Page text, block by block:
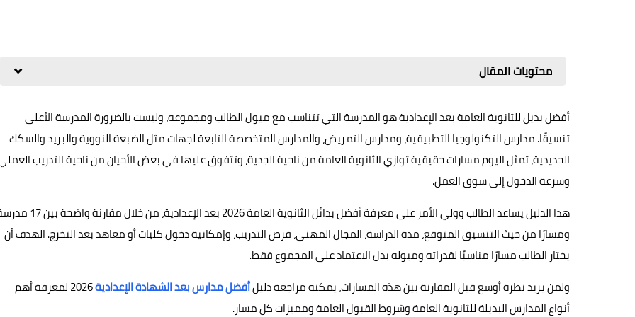
محتويات المقال
أفضل بديل للثانوية العامة بعد الإعدادية هو المدرسة التي تتناسب مع ميول الطالب ومجموعه، وليست بالضرورة المدرسة الأعلى
تنسيقًا. مدارس التكنولوجيا التطبيقية، ومدارس التمريض، والمدارس المتخصصة التابعة لجهات مثل الضبعة النووية والبريد والسكك
الحديدية، تمثل اليوم مسارات حقيقية توازي الثانوية العامة من ناحية الجدية، وتتفوق عليها في بعض الأحيان من ناحية التدريب
وسرعة الدخول إلى سوق العمل.
هذا الدليل يساعد الطالب وولي الأمر على معرفة أفضل بدائل الثانوية العامة 2026 بعد الإعدادية، من
ومسارًا من حيث التنسيق المتوقع، مدة الدراسة، المجال المهني، فرص التدريب، وإمكانية دخول كليات أو معاهد بعد التخرج. الهدف أن
يختار الطالب مسارًا مناسبًا لقدراته وميوله بدل الاعتماد على المجموع فقط.
ولمن يريد نظرة أوسع قبل المقارنة بين هذه المسارات، يمكنه مراجعة دليلأفضل مدارس بعد الشهادة الإعدادية
2026 لمعرفة أهم
أنواع المدارس البديلة للثانوية العامة وشروط القبول العامة ومميزات كل مسار.